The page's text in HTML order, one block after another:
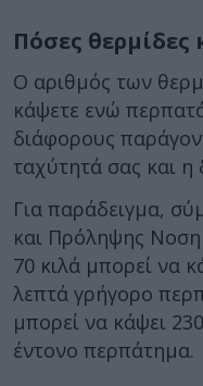
Πόσες θερμίδες
Ο αριθμός των
κάψετε ενώ
διάφορους
ταχύτητά σας και η
Για παράδειγμα,
και Πρόληψης
70 κιλά μπορεί να
λεπτά γρήγορο
μπορεί να κάψει
έντονο περπάτημα.